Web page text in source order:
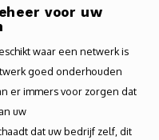
voor uw
waar een netwerk is
goed onderhouden
er immers voor zorgen dat
uw
dat uw bedrijf zelf, dit